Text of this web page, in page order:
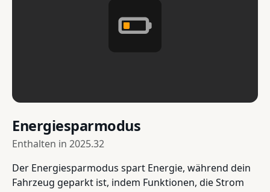
Energiesparmodus
Enthalten in 2025.32
Der Energiesparmodus spart Energie, während dein
Fahrzeug geparkt ist, indem Funktionen, die Strom